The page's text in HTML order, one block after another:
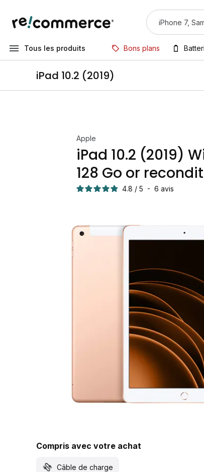
Tous les produits Bons plans
iPad 10.2 (2019)
Apple
iPad 10.2 (2019)
128 Go or
4.8 / 5 - 6 avis
Compris avec votre achat
Câble de charge